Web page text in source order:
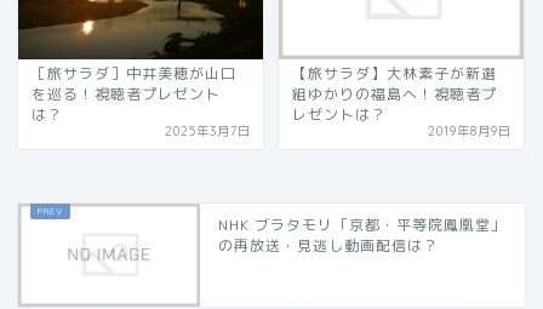
［旅サラダ］中井美穂が山口
を巡る！視聴者プレゼント
は？
2025年3月7日
【旅サラダ】大林素子が新選
組ゆかりの福島へ！視聴者プ
レゼントは？
2019年8月9日
NHK ブラタモリ「京都・平等院鳳凰堂」
の再放送・見逃し動画配信は？